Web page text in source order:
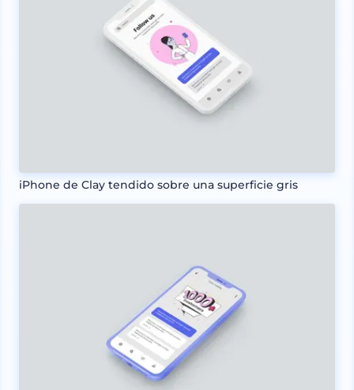
iPhone de Clay tendido sobre una superficie gris